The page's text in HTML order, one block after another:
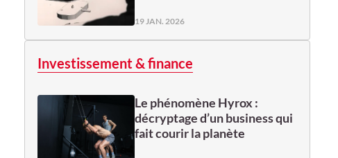
19 JAN. 2026
Investissement & finance
Le phénomène Hyrox :
décryptage d’un business qui
fait courir la planète